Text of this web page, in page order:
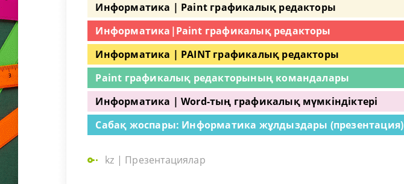
Информатика | Paint графикалық редакторы
Информатика|Paint графикалық редакторы
Информатика | PAINT графикалық редакторы
Paint графикалық редакторының командалары
Информатика | Word-тың графикалық мүмкіндіктері
Сабақ жоспары: Информатика жұлдыздары (презентация)
kz | Презентациялар